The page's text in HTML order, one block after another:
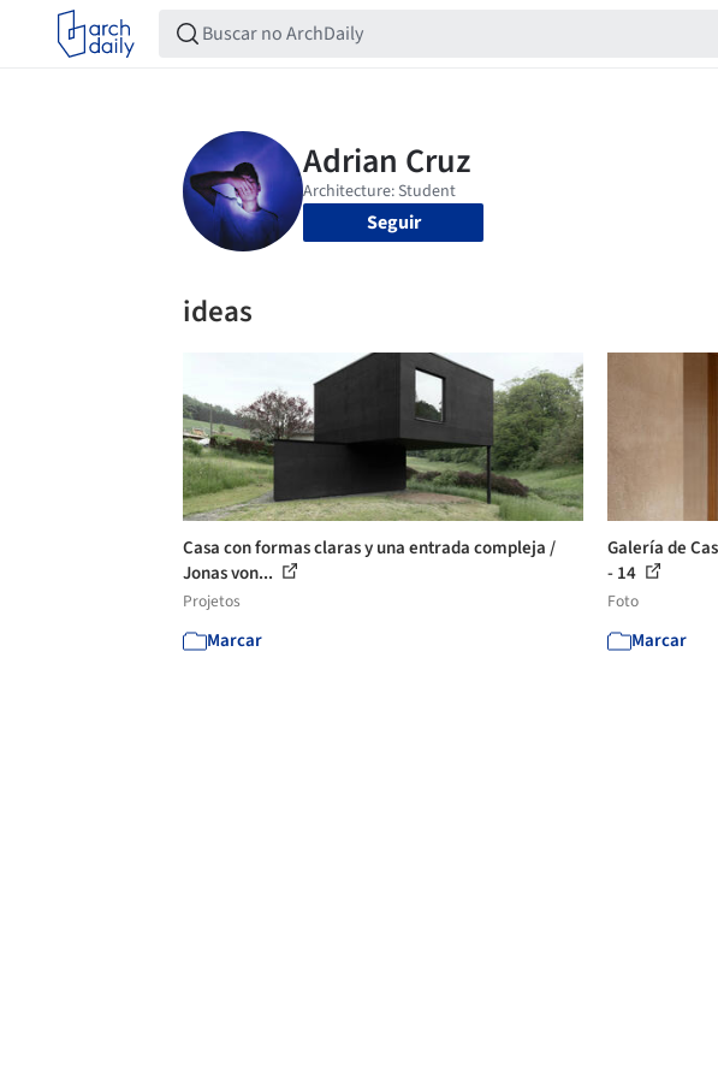
Seguir
ideas
Casa con formas claras y una entrada compleja /
Jonas von...
Projetos
Marcar
Galería de
- 14
Foto
Marcar